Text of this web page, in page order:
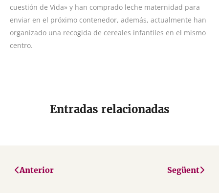
cuestión de Vida» y han comprado leche maternidad para
enviar en el próximo contenedor, además, actualmente han
organizado una recogida de cereales infantiles en el mismo
centro.
Entradas relacionadas
Anterior Següent